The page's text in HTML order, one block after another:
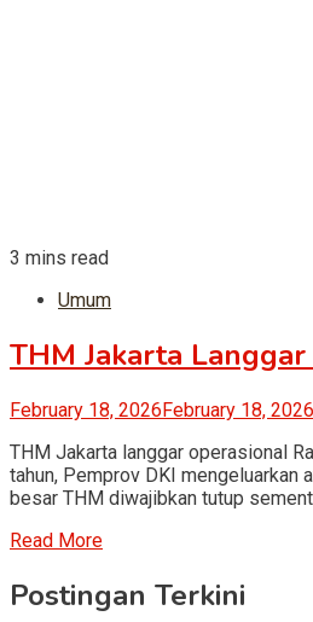
3 mins read
Umum
THM Jakarta
February 18, 2026February 18, 2026
THM Jakarta langgar operasional
tahun, Pemprov DKI mengeluarkan
besar THM diwajibkan tutup
Read More
Postingan Terkini